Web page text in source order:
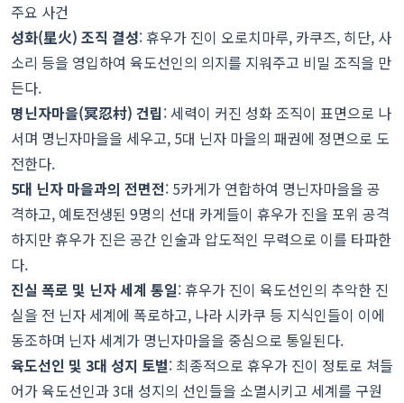
주요 사건
성화(星火) 조직 결성: 휴우가 진이 오로치마루, 카쿠즈, 히단, 사
소리 등을 영입하여 육도선인의 의지를 지워주고 비밀 조직을 만
든다.
명닌자마을(冥忍村) 건립: 세력이 커진 성화 조직이 표면으로 나
서며 명닌자마을을 세우고, 5대 닌자 마을의 패권에 정면으로 도
전한다.
5대 닌자 마을과의 전면전: 5카게가 연합하여 명닌자마을을 공
격하고, 예토전생된 9명의 선대 카게들이 휴우가 진을 포위 공격
하지만 휴우가 진은 공간 인술과 압도적인 무력으로 이를 타파한
다.
진실 폭로 및 닌자 세계 통일: 휴우가 진이 육도선인의 추악한 진
실을 전 닌자 세계에 폭로하고, 나라 시카쿠 등 지식인들이 이에
동조하며 닌자 세계가 명닌자마을을 중심으로 통일된다.
육도선인 및 3대 성지 토벌: 최종적으로 휴우가 진이 정토로 쳐들
어가 육도선인과 3대 성지의 선인들을 소멸시키고 세계를 구원